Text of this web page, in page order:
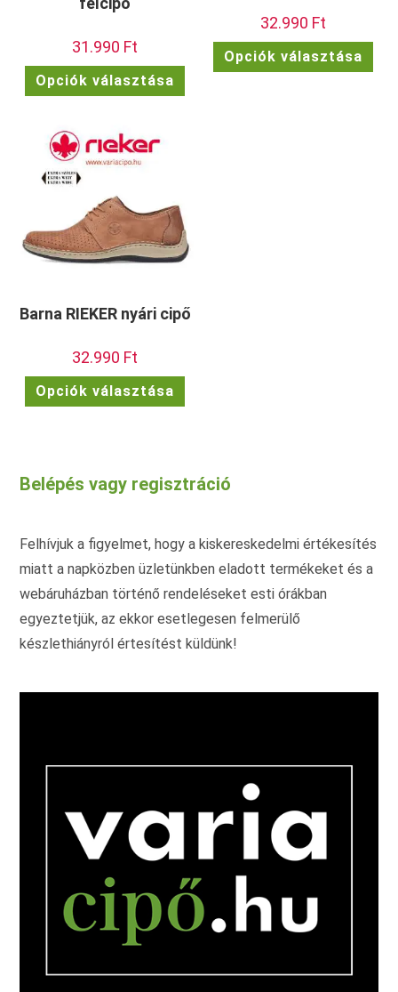
31.990 Ft
Opciók választása
Ennek
terméknek
32.990 Ft
Opciók választása
Barna RIEKER nyári cipő
32.990 Ft
Opciók választása
terméknek
a
termékoldalon
Belépés vagy regisztráció
Felhívjuk a figyelmet, hogy a kiskereskedelmi értékesítés
miatt a napközben üzletünkben eladott termékeket és a
webáruházban történő rendeléseket esti órákban
egyeztetjük, az ekkor esetlegesen felmerülő
készlethiányról értesítést küldünk!